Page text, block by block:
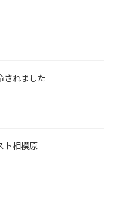
されました
ト相模原